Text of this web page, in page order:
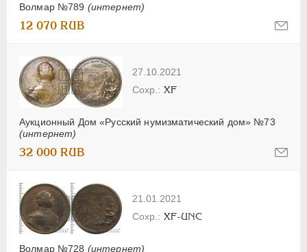
Волмар №789 (интернет)
12 070 RUB
27.10.2021
Аукционный Дом «Русский нумизматический дом» №73
(интернет)
XF
32 000 RUB
21.01.2021
Волмар №728 (интернет)
XF-UNC